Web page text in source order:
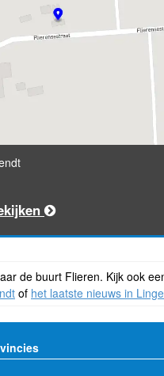
de buurt Flieren. Kijk ook
of het laatste nieuws in